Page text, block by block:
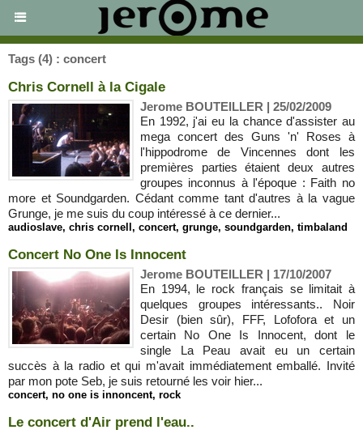
Tags (4) : concert
Chris Cornell à la Cigale
Jerome BOUTEILLER | 25/02/2009
En 1992, j'ai eu la chance d'assister au
mega concert des Guns 'n' Roses à
l'hippodrome de Vincennes dont les
premières parties étaient deux autres
groupes inconnus à l'époque : Faith no
more et Soundgarden. Cédant comme tant d'autres à la vague
Grunge, je me suis du coup intéressé à ce dernier...
audioslave, chris cornell , concert, grunge, soundgarden, timbaland
Concert No One Is Innocent
Jerome BOUTEILLER | 17/10/2007
En 1994, le rock français se limitait à
quelques groupes intéressants.. Noir
Desir (bien sûr), FFF, Lofofora et un
certain No One Is Innocent, dont le
single La Peau avait eu un certain
succès à la radio et qui m'avait immédiatement emballé. Invité
par mon pote Seb, je suis retourné les voir hier...
concert, no one is innoncent, rock
Le concert d'Air prend l'eau..